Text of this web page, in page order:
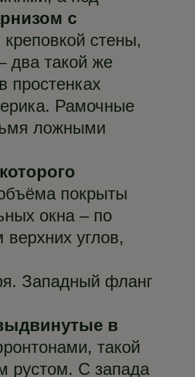
с
стены,
два такой же
Рамочные
ложными
покрыты
окна – по
углов,
Западный фланг
в
такой
рустом. С запада